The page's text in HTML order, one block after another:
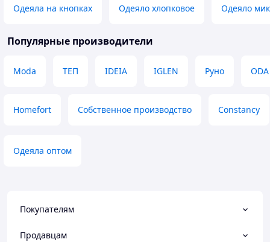
Одеяла на кнопках Одеяло хлопковое Одеяло
Популярные производители
Moda ТЕП IDEIA IGLEN Руно ODA
Homefort Собственное производство Constancy
Одеяла оптом
Покупателям
Продавцам